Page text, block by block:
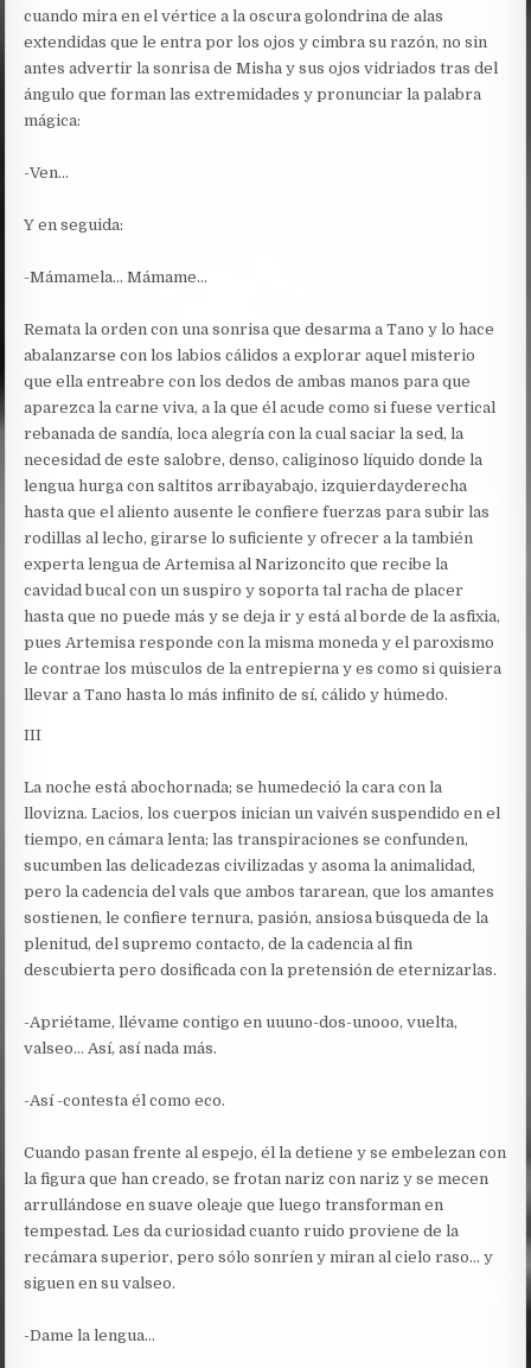
cuando mira en el vértice a la oscura golondrina de alas
extendidas que le entra por los ojos y cimbra su razón, no sin
antes advertir la sonrisa de Misha y sus ojos vidriados tras del
ángulo que forman las extremidades y pronunciar la palabra
mágica:
-Ven…
Y en seguida:
-Mámamela… Mámame…
Remata la orden con una sonrisa que desarma a Tano y lo hace
abalanzarse con los labios cálidos a explorar aquel misterio
que ella entreabre con los dedos de ambas manos para que
aparezca la carne viva, a la que él acude como si fuese vertical
rebanada de sandía, loca alegría con la cual saciar la sed, la
necesidad de este salobre, denso, caliginoso líquido donde la
lengua hurga con saltitos arribayabajo, izquierdayderecha
hasta que el aliento ausente le confiere fuerzas para subir las
rodillas al lecho, girarse lo suficiente y ofrecer a la también
experta lengua de Artemisa al Narizoncito que recibe la
cavidad bucal con un suspiro y soporta tal racha de placer
hasta que no puede más y se deja ir y está al borde de la asfixia,
pues Artemisa responde con la misma moneda y el paroxismo
le contrae los músculos de la entrepierna y es como si quisiera
llevar a Tano hasta lo más infinito de sí, cálido y húmedo.
III
La noche está abochornada; se humedeció la cara con la
llovizna. Lacios, los cuerpos inician un vaivén suspendido en el
tiempo, en cámara lenta; las transpiraciones se confunden,
sucumben las delicadezas civilizadas y asoma la animalidad,
pero la cadencia del vals que ambos tararean, que los amantes
sostienen, le confiere ternura, pasión, ansiosa búsqueda de la
plenitud, del supremo contacto, de la cadencia al fin
descubierta pero dosificada con la pretensión de eternizarlas.
-Apriétame, llévame contigo en uuuno-dos-unooo, vuelta,
valseo… Así, así nada más.
-Así -contesta él como eco.
Cuando pasan frente al espejo, él la detiene y se embelezan con
la figura que han creado, se frotan nariz con nariz y se mecen
arrullándose en suave oleaje que luego transforman en
tempestad. Les da curiosidad cuanto ruido proviene de la
recámara superior, pero sólo sonríen y miran al cielo raso… y
siguen en su valseo.
-Dame la lengua…